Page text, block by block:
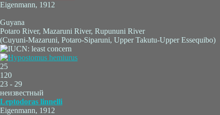
Eigenmann, 1912
Guyana
Potaro River, Mazaruni River, Rupununi River
(Cuyuni-Mazaruni, Potaro-Siparuni, Upper Takutu-Upper Essequibo)
25
120
23 - 29
неизвестный
Leptodoras linnelli
Eigenmann, 1912